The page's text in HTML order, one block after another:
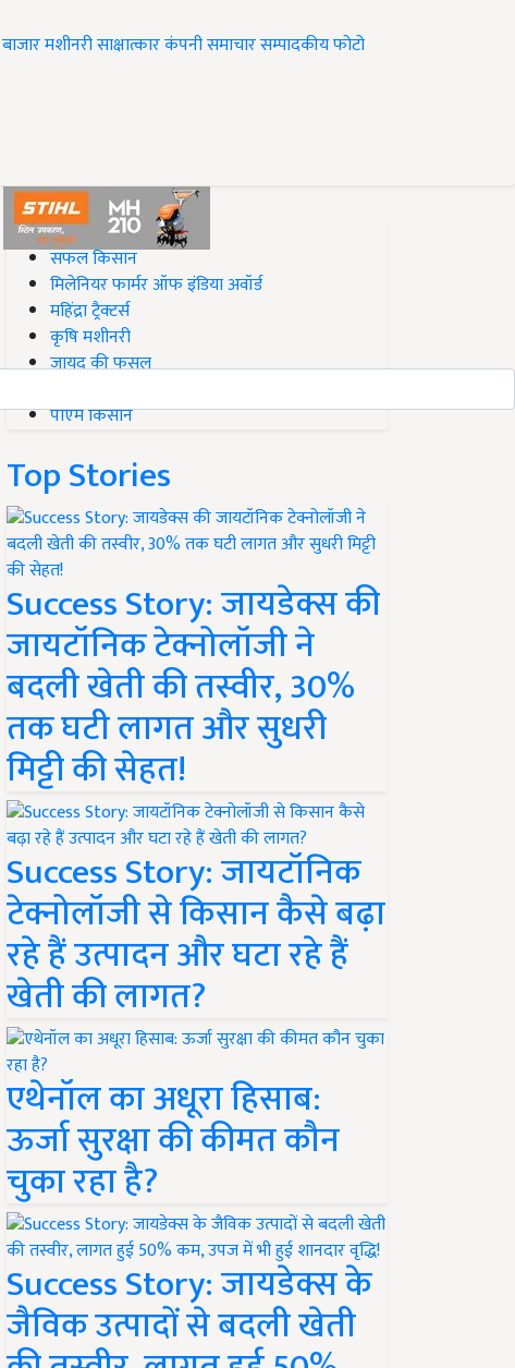
बाजारमशीनरीसाक्षात्कारकंपनी समाचारसम्पादकीयफोटो
#Top on Krishi Jagran
सफल किसान
मिलेनियर फार्मर ऑफ इंडिया अवॉर्ड
महिंद्रा ट्रैक्टर्स
कृषि मशीनरी
जायद की फसल
पीएम किसान
Top Stories
Success Story: जायडेक्स की
जायटॉनिक टेक्नोलॉजी ने
बदली खेती की तस्वीर, 30%
तक घटी लागत और सुधरी
मिट्टी की सेहत!
Success Story: जायटॉनिक
टेक्नोलॉजी से किसान कैसे बढ़ा
रहे हैं उत्पादन और घटा रहे हैं
खेती की लागत?
एथेनॉल का अधूरा हिसाब:
ऊर्जा सुरक्षा की कीमत कौन
चुका रहा है?
Success Story: जायडेक्स के
जैविक उत्पादों से बदली खेती